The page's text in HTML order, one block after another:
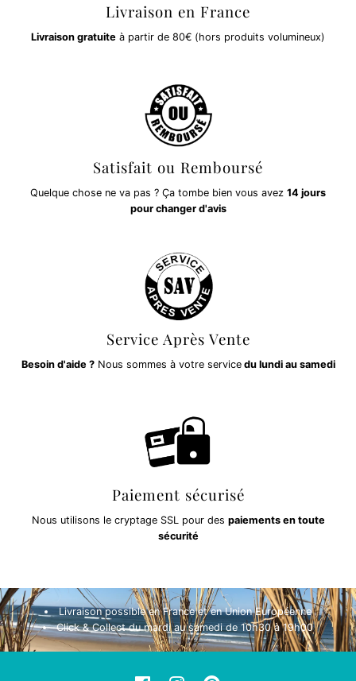
Livraison en France
Livraison gratuite à partir de 80€ (hors produits volumineux)
Satisfait ou Remboursé
Quelque chose ne va pas ? Ça tombe bien vous avez 14 jours
pour changer d'avis
Service Après Vente
Besoin d'aide ?Nous sommes à votre servicedu lundi au samedi
Paiement sécurisé
Nous utilisons le cryptage SSL pour des paiements en toute
sécurité
Livraison possible en France et en Union Européenne
Click & Collect du mardi au samedi de 10h30 à 19h00